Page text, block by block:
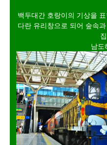
백두대간 호랑이의 기상을
다란 유리창으로 되어 숲속
남도